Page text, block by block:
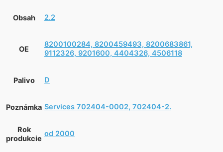
Obsah 2.2
OE
8200100284, 8200459493, 8200683861,
9112326, 9201600, 4404326, 4506118
Palivo D
Poznámka Services 702404-0002, 702404-2.
Rok
produkcie
od 2000